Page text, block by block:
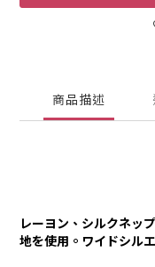
商品描述
レーヨン、シルクネッ
地を使用。ワイドシル